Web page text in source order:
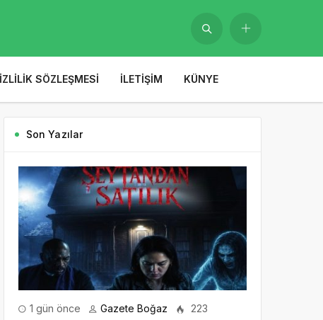
SÖZLEŞMESI İLETIŞIM KÜNYE
Son Yazılar
1 gün önce Gazete Boğaz 223